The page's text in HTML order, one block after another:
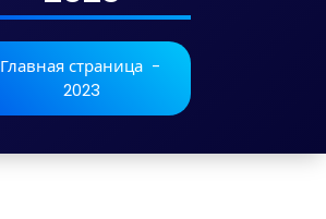
Главная страница-
2023